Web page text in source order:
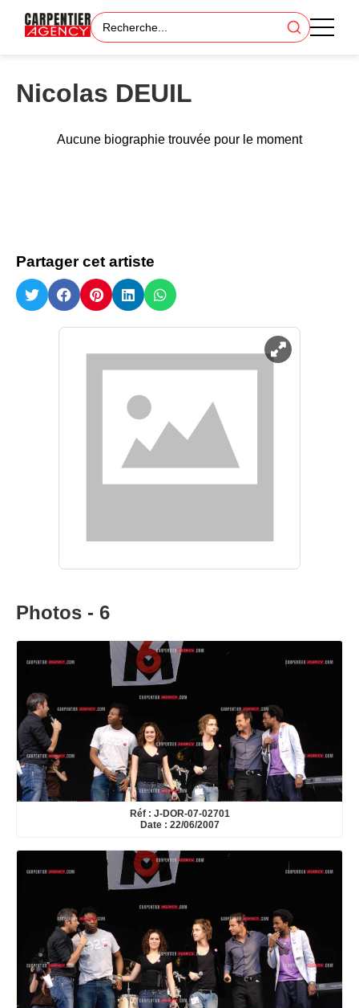
Nicolas DEUIL
Aucune biographie trouvée pour le moment
Partager cet artiste
Photos - 6
Réf : J-DOR-07-02701
Date : 22/06/2007